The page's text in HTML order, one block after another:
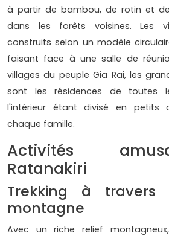
à partir de bambou, de rotin et
dans les forêts voisines. Les
construits selon un modèle
faisant face à une salle de
villages du peuple Gia Rai, les
sont les résidences de toutes
l'intérieur étant divisé en petits
chaque famille.
Activités
Ratanakiri
Trekking à
montagne
Avec un riche relief